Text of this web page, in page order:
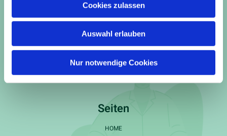
Cookies zulassen
Auswahl erlauben
Nur notwendige Cookies
Kontakt
Langweilerhof 1, 52399 Merzenich
 02421 392057
 info@tierarztdueren.de
Seiten
HOME